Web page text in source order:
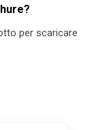
per scaricare